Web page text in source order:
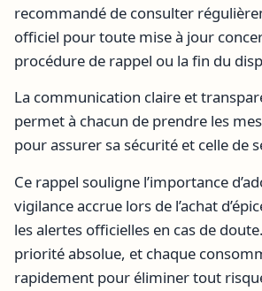
recommandé de consulter
officiel pour toute mise à jour
procédure de rappel ou la fin du
La communication claire et
permet à chacun de prendre les
pour assurer sa sécurité et celle de
Ce rappel souligne l’importance
vigilance accrue lors de l’achat
les alertes officielles en cas de
priorité absolue, et chaque
rapidement pour éliminer tout